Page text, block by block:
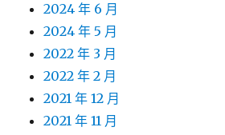
2024 年 6 月
2024 年 5 月
2022 年 3 月
2022 年 2 月
2021 年 12 月
2021 年 11 月